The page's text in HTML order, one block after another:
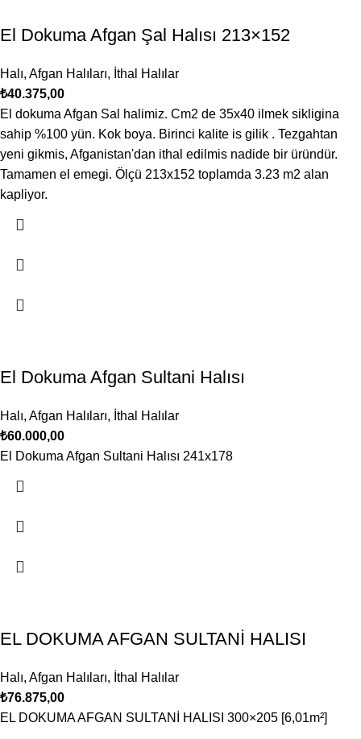
El Dokuma Afgan Şal Halısı 213×152
Halı, Afgan Halıları, İthal Halılar
₺40.375,00
El dokuma Afgan Sal halimiz. Cm2 de 35x40 ilmek sikligina
sahip %100 yün. Kok boya. Birinci kalite is gilik . Tezgahtan
yeni gikmis, Afganistan'dan ithal edilmis nadide bir üründür.
Tamamen el emegi. Ölçü 213x152 toplamda 3.23 m2 alan
kapliyor.
El Dokuma Afgan Sultani Halısı
Halı, Afgan Halıları, İthal Halılar
₺60.000,00
El Dokuma Afgan Sultani Halısı 241x178
EL DOKUMA AFGAN SULTANİ HALISI
Halı, Afgan Halıları, İthal Halılar
₺76.875,00
EL DOKUMA AFGAN SULTANİ HALISI 300×205 [6,01m²]